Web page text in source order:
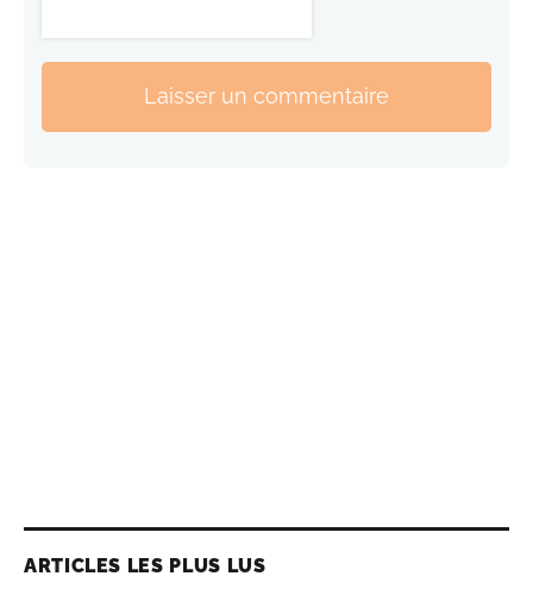
Laisser un commentaire
ARTICLES LES PLUS LUS